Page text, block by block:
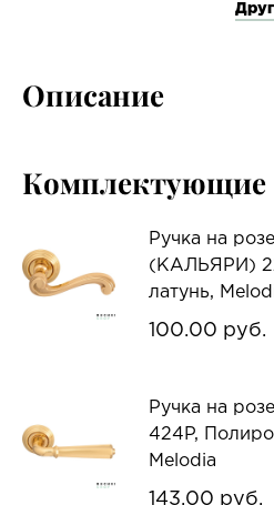
Описание
Комплектующие
Ручка на
(КАЛЬЯРИ)
латунь,
100.00 руб.
Ручка на
424P,
Melodia
143.00 руб.